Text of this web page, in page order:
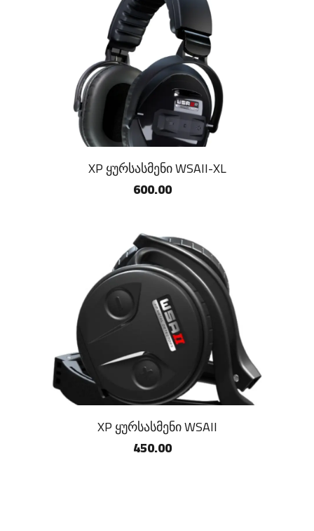
XP ყურსასმენი WSAII-XL
600.00
XP ყურსასმენი WSAII
450.00